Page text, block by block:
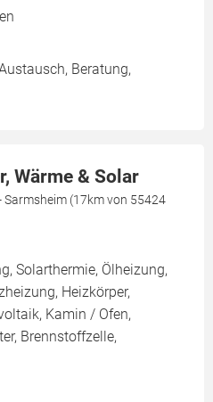
Beratung,
Wärme & Solar
Sarmsheim (17km von 55424
Solarthermie, Ölheizung,
Heizkörper,
Kamin / Ofen,
Brennstoffzelle,